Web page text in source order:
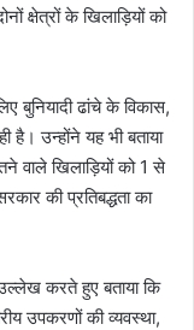
क्षेत्रों के खिलाड़ियों को
बुनियादी ढांचे के विकास,
है। उन्होंने यह भी बताया
वाले खिलाड़ियों को 1 से
की प्रतिबद्धता का
करते हुए बताया कि
उपकरणों की व्यवस्था,